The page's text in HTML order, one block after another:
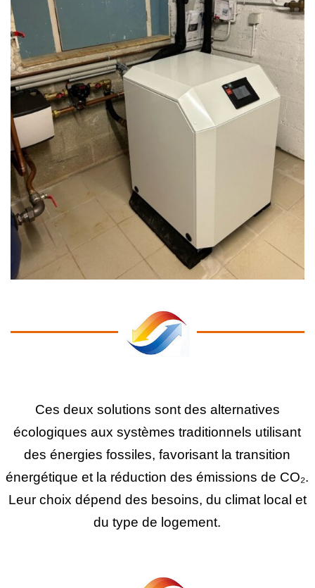
Ces deux solutions sont des alternatives
écologiques aux systèmes traditionnels utilisant
des énergies fossiles, favorisant la transition
énergétique et la réduction des émissions de CO₂.
Leur choix dépend des besoins, du climat local et
du type de logement.